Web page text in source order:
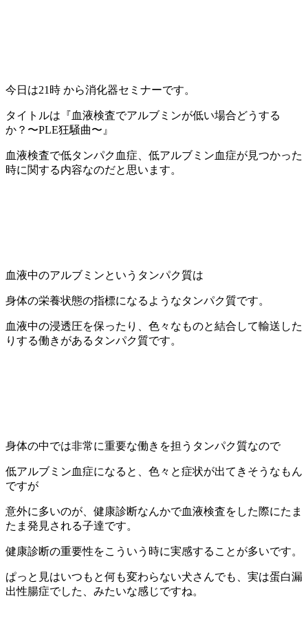
今日は21時 から消化器セミナーです。
タイトルは『血液検査でアルブミンが低い場合どうする
か？〜PLE狂騒曲〜』
血液検査で低タンパク血症、低アルブミン血症が見つかった
時に関する内容なのだと思います。
血液中のアルブミンというタンパク質は
身体の栄養状態の指標になるようなタンパク質です。
血液中の浸透圧を保ったり、色々なものと結合して輸送した
りする働きがあるタンパク質です。
身体の中では非常に重要な働きを担うタンパク質なので
低アルブミン血症になると、色々と症状が出てきそうなもん
ですが
意外に多いのが、健康診断なんかで血液検査をした際にたま
たま発見される子達です。
健康診断の重要性をこういう時に実感することが多いです。
ぱっと見はいつもと何も変わらない犬さんでも、実は蛋白漏
出性腸症でした、みたいな感じですね。